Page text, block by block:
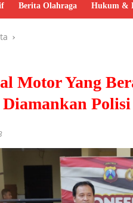
Berita Olahraga Hukum &
Motor Yang
Polisi